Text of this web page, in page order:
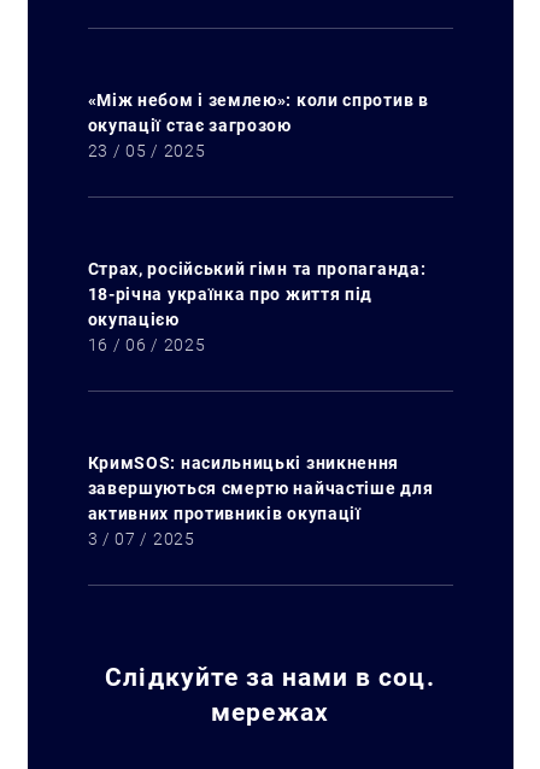
«Між небом і землею»: коли спротив в
окупації стає загрозою
23 / 05 / 2025
Страх, російський гімн та пропаганда:
18-річна українка про життя під
окупацією
16 / 06 / 2025
КримSOS: насильницькі зникнення
завершуються смертю найчастіше для
активних противників окупації
3 / 07 / 2025
Слідкуйте за нами в соц.
мережах